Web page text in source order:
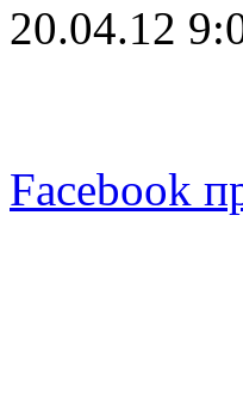
20.04.12
Facebook